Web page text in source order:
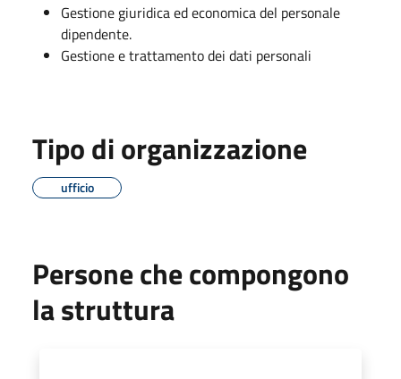
Gestione giuridica ed economica del personale
dipendente.
Gestione e trattamento dei dati personali
Tipo di organizzazione
ufficio
Persone che compongono
la struttura